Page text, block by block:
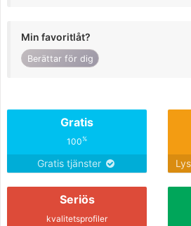
Min favoritlåt?
Berättar för dig
Gratis
100%
Gratis tjänster
Seriös
kvalitetsprofiler